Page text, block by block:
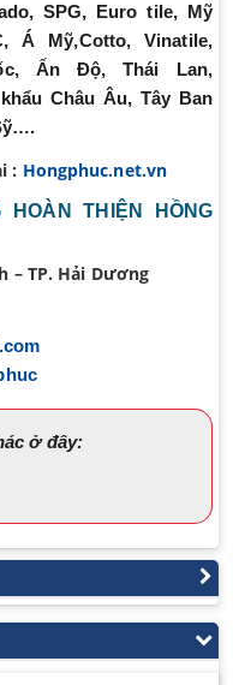
SPG, Euro tile, Mỹ
Á Mỹ,Cotto, Vinatile,
Ấn Độ, Thái Lan,
Châu Âu, Tây Ban
: Hongphuc.net.vn
THIỆN HỒNG
– TP. Hải Dương
ở đây: